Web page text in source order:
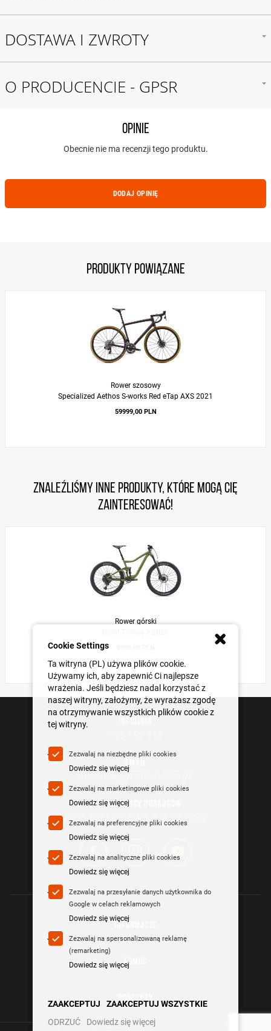
DOSTAWA I ZWROTY
O PRODUCENCIE - GPSR
Opinie
Obecnie nie ma recenzji tego produktu.
DODAJ OPINIĘ
Produkty powiązane
Rower szosowy
Specialized Aethos S-works Red eTap AXS 2021
59999,00 PLN
Znaleźliśmy inne produkty, które mogą Cię
zainteresować!
Rower górski
EMAIL
doradca@premiumbike.pl
GODZINY PRACY DORADCÓW
Pn-Pt 8:00-20:00 | Sob 9:00-13:00
POMOC
Cookie Settings
Ta witryna (PL) używa plików cookie.
Używamy ich, aby zapewnić Ci najlepsze
wrażenia. Jeśli będziesz nadal korzystać z
naszej witryny, założymy, że wyrażasz zgodę
na otrzymywanie wszystkich plików cookie z
tej witryny.
Zezwalaj na niezbędne pliki cookies
Dowiedz się więcej
Zezwalaj na marketingowe pliki cookies
Dowiedz się więcej
Zezwalaj na preferencyjne pliki cookies
Dowiedz się więcej
Zezwalaj na analityczne pliki cookies
Dowiedz się więcej
Zezwalaj na przesyłanie danych użytkownika do
Google w celach reklamowych
Dowiedz się więcej
Zezwalaj na spersonalizowaną reklamę
(remarketing)
Dowiedz się więcej
ZAAKCEPTUJ
ZAAKCEPTUJ WSZYSTKIE
ODRZUĆ
Dowiedz się więcej